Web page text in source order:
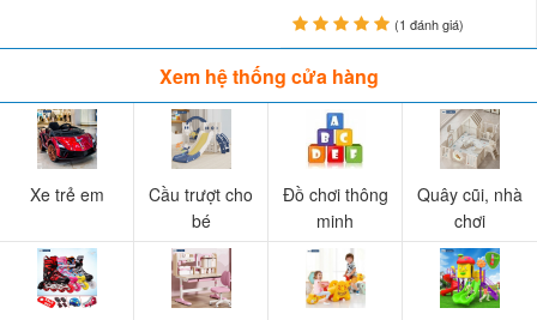
(1 đánh giá)
Xem hệ thống cửa hàng
Xe trẻ em
Cầu trượt cho
bé
Đồ chơi thông
minh
Quây cũi, nhà
chơi